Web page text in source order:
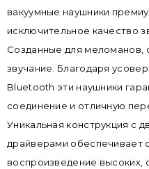
вакуумные наушники
исключительное качество
Созданные для меломанов,
звучание. Благодаря
Bluetooth эти наушники
соединение и отличную
Уникальная конструкция с
драйверами обеспечивает
воспроизведение высоких,